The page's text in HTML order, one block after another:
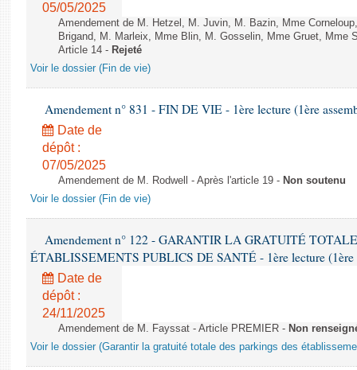
Dossiers législatifs
Budget et sécurité sociale
Questions écrites et orales
Comptes rendus des débats
05/05/2025
Amendement de M. Hetzel, M. Juvin, M. Bazin, Mme
Brigand, M. Marleix, Mme Blin, M. Gosselin, Mme Gruet, Mme
Article 14 - Rejeté
Voir le dossier (Fin de vie)
Amendement n° 831 - FIN DE VIE - 1ère lecture (1ère
Date de
dépôt :
07/05/2025
Amendement de M. Rodwell - Après l'article 19 - Non soutenu
Voir le dossier (Fin de vie)
Amendement n° 122 - GARANTIR LA GRATUITÉ
ÉTABLISSEMENTS PUBLICS DE SANTÉ - 1ère lecture (1ère
Date de
dépôt :
24/11/2025
Amendement de M. Fayssat - Article PREMIER - Non
Voir le dossier (Garantir la gratuité totale des parkings des